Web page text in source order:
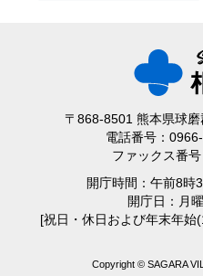
〒868-8501 熊本県球
電話番号：
ファックス番
開庁時間：午前8時
開庁日：月
[祝日・休日および年末年
Copyright © SAGARA